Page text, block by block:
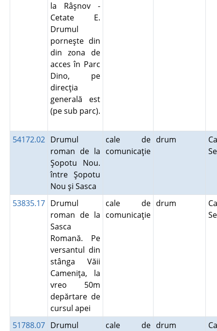
la Râşnov -
Cetate E.
Drumul
porneşte din
din zona de
acces în Parc
Dino, pe
direcţia
generală est
(pe sub parc).
54172.02 Drumul
roman de la
Şopotu Nou.
între Şopotu
Nou şi Sasca
cale de
comunicaţie
drum
53835.17 Drumul
roman de la
Sasca
Romană. Pe
versantul din
stânga Văii
Cameniţa, la
vreo 50m
depărtare de
cursul apei
cale de
comunicaţie
drum
51788.07 Drumul
cale de drum